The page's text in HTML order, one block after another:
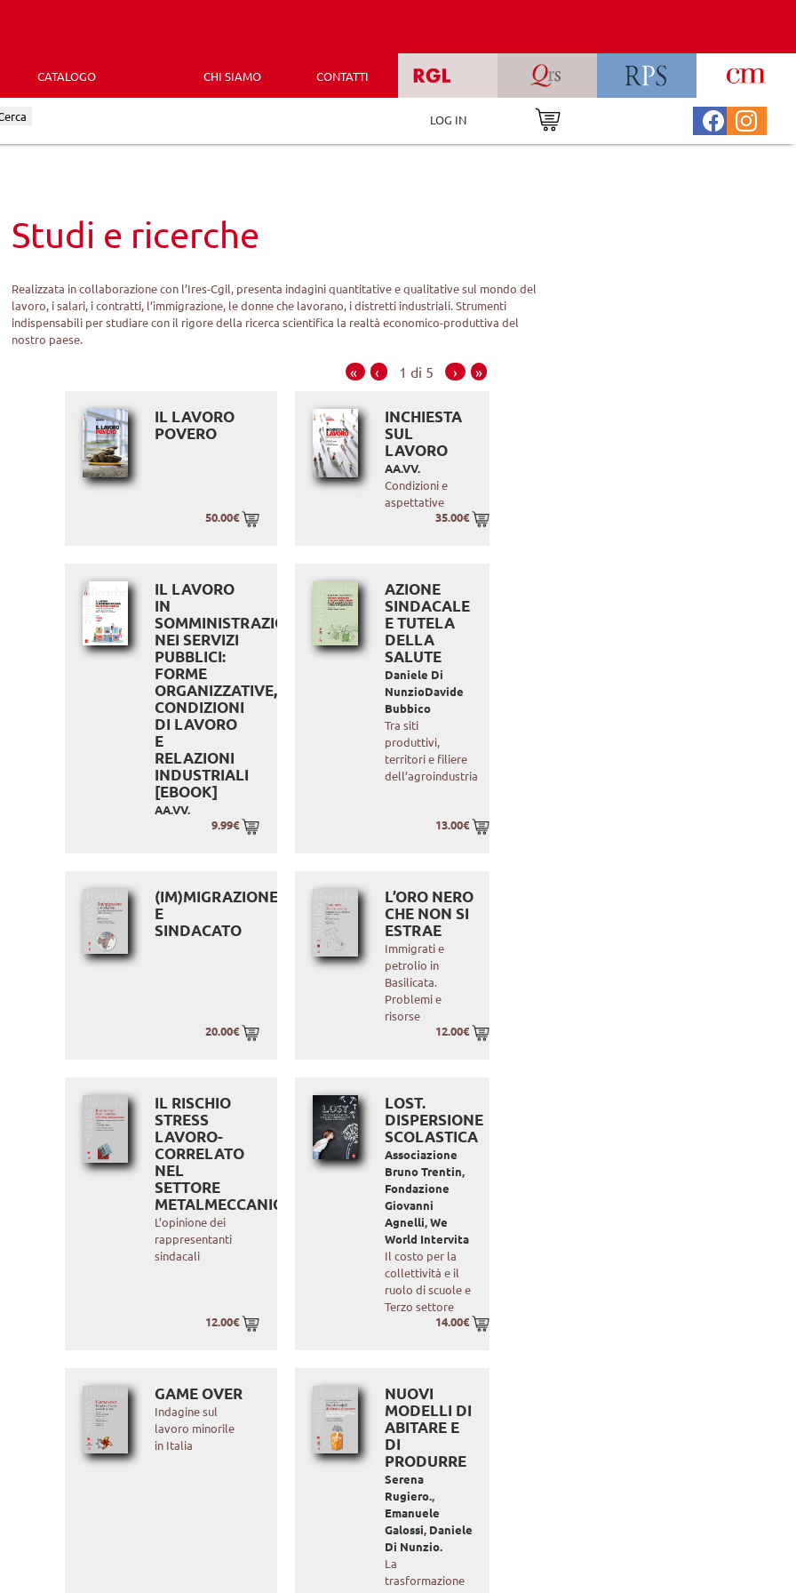
CATALOGO CHI SIAMO CONTATTI
LOG IN
Studi e ricerche
Realizzata in collaborazione con l’Ires-Cgil, presenta indagini quantitative e qualitative sul mondo del
lavoro, i salari, i contratti, l’immigrazione, le donne che lavorano, i distretti industriali. Strumenti
indispensabili per studiare con il rigore della ricerca scientifica la realtà economico-produttiva del
nostro paese.
« ‹ 1 di 5 › »
IL LAVORO
POVERO
50.00€
INCHIESTA
SUL
LAVORO
AA.VV.
Condizioni e
aspettative
35.00€
IL LAVORO
IN
SOMMINISTRAZIONE
NEI SERVIZI
PUBBLICI:
FORME
ORGANIZZATIVE,
CONDIZIONI
DI LAVORO
E
RELAZIONI
INDUSTRIALI
[EBOOK]
AA.VV.
9.99€
AZIONE
SINDACALE
E TUTELA
DELLA
SALUTE
Daniele Di
NunzioDavide
Bubbico
Tra siti
produttivi,
territori e filiere
dell’agroindustria
13.00€
(IM)MIGRAZIONE
E
SINDACATO
20.00€
L’ORO NERO
CHE NON SI
ESTRAE
Immigrati e
petrolio in
Basilicata.
Problemi e
risorse
12.00€
IL RISCHIO
STRESS
LAVORO-
CORRELATO
NEL
SETTORE
METALMECCANICO
L’opinione dei
rappresentanti
sindacali
12.00€
LOST.
DISPERSIONE
SCOLASTICA
Associazione
Bruno Trentin,
Fondazione
Giovanni
Agnelli,We
World Intervita
Il costo per la
collettività e il
ruolo di scuole e
Terzo settore
14.00€
GAME OVER
Indagine sul
lavoro minorile
in Italia
NUOVI
MODELLI DI
ABITARE E
DI
PRODURRE
Serena
Rugiero.,
Emanuele
Galossi, Daniele
Di Nunzio.
La
trasformazione